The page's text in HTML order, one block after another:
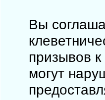
Вы
призывов
могут